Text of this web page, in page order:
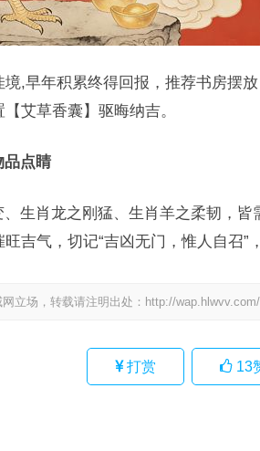
境,早年积累终得回报，推荐书房摆
艾草香囊】驱晦纳吉。
品点睛
生肖龙之刚猛、生肖羊之柔韧，
旺吉气，切记“吉凶无门，惟人自召”
立场，转载请注明出处： http://
打赏 13